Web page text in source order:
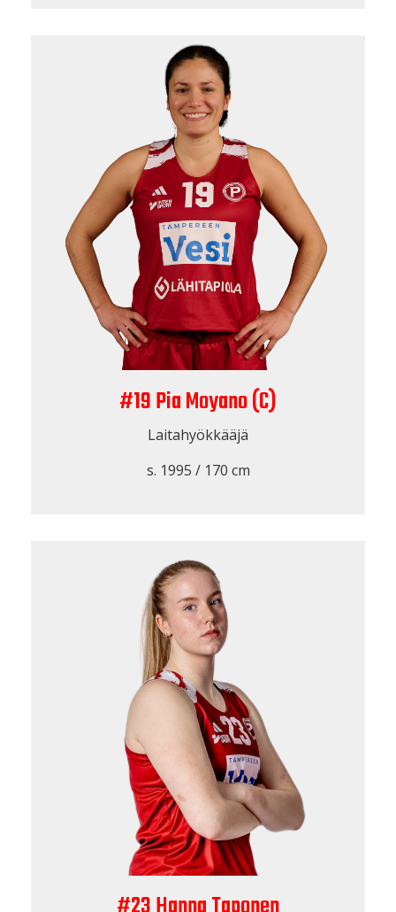
#19 Pia Moyano (C)
Laitahyökkääjä
s. 1995 / 170 cm